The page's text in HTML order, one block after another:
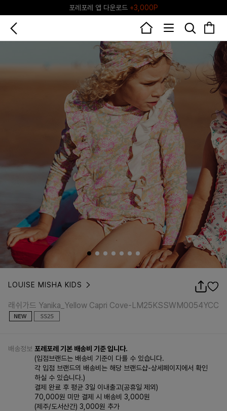
♥그린포레♥ 포레포레 공식 리세일 마켓
LOUISE MISHA KIDS
래쉬가드 Yanika_Yellow Capri Cove-LM25KSSWM0054YCC
래쉬가드 Yanika_Yellow Capri Cove-LM25KSSWM0054YCC
배송정보 포레포레 기본 배송비 기준 입니다.
(입점브랜드는 배송비 기준이 다를 수 있습니다.
각 입점 브랜드의 배송비는 해당 브랜드샵-상세페이지에서 확인
하실 수 있습니다.)
결제 완료 후 평균 3일 이내출고(공휴일 제외)
70,000원 미만 결제 시 배송비 3,000원
(제주/도서산간) 3,000원 추가